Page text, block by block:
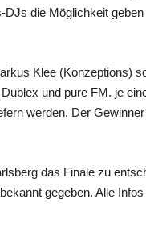
die Möglichkeit
Klee (Konzeptions)
und pure FM. je
werden. Der
das Finale zu
gegeben. Alle